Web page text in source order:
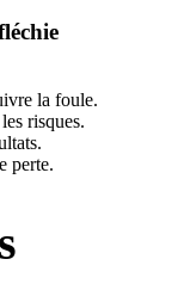
la foule.
risques.
perte.